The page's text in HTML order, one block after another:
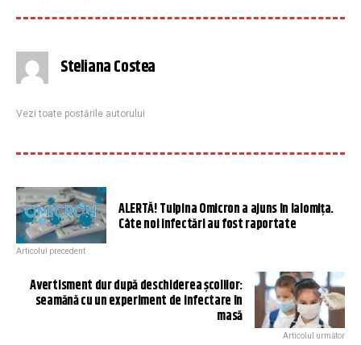
Steliana Costea
Vezi toate postările autorului
ALERTĂ! Tulpina Omicron a ajuns în Ialomiţa.
Câte noi infectări au fost raportate
Articolul precedent
Avertisment dur după deschiderea școlilor:
seamănă cu un experiment de infectare în
masă
Articolul următor